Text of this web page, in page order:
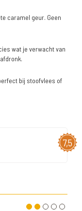
caramel geur. Geen
wat je verwacht van
bij stoofvlees of
7,5